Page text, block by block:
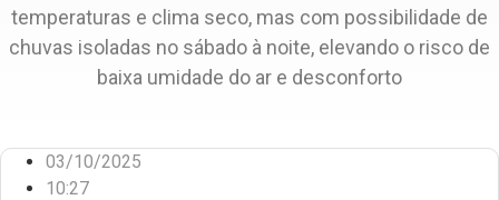
temperaturas e clima seco, mas com possibilidade de
chuvas isoladas no sábado à noite, elevando o risco de
baixa umidade do ar e desconforto
03/10/2025
10:27